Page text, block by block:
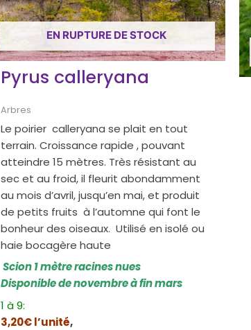
EN RUPTURE DE STOCK
Pyrus calleryana
Arbres
Le poirier calleryana se plait en tout
terrain. Croissance rapide , pouvant
atteindre 15 mètres. Très résistant au
sec et au froid, il fleurit abondamment
au mois d’avril, jusqu’en mai, et produit
de petits fruits à l’automne qui font le
bonheur des oiseaux. Utilisé en isolé ou
haie bocagère haute
Scion 1 mètre racines nues
Disponible de novembre à fin mars
1 à 9:
3,20€ l’unité,